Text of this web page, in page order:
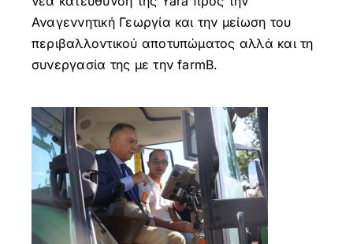
Αναγεννητική Γεωργία και την μείωση του
περιβαλλοντικού αποτυπώματος αλλά και τη
συνεργασία της με την farmB.